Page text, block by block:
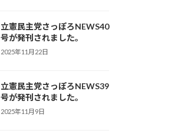
立憲民主党さっぽろNEWS40
号が発刊されました。
2025年11月22日
立憲民主党さっぽろNEWS39
号が発刊されました。
2025年11月9日